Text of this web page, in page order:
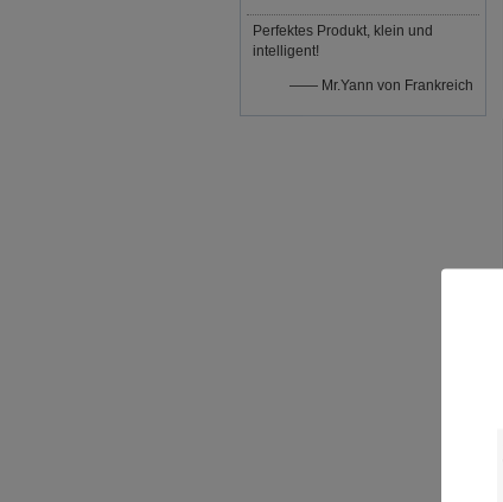
Perfektes Produkt, klein und
intelligent!
—— Mr.Yann von Frankreich